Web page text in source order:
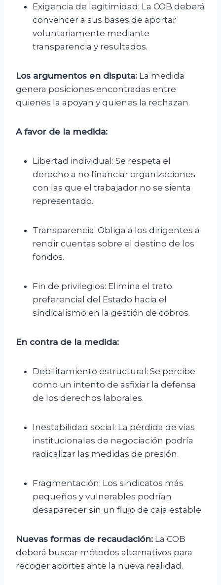
Exigencia de legitimidad: La COB deberá
convencer a sus bases de aportar
voluntariamente mediante
transparencia y resultados.
Los argumentos en disputa: La medida
genera posiciones encontradas entre
quienes la apoyan y quienes la rechazan.
A favor de la medida:
Libertad individual: Se respeta el
derecho a no financiar organizaciones
con las que el trabajador no se sienta
representado.
Transparencia: Obliga a los dirigentes a
rendir cuentas sobre el destino de los
fondos.
Fin de privilegios: Elimina el trato
preferencial del Estado hacia el
sindicalismo en la gestión de cobros.
En contra de la medida:
Debilitamiento estructural: Se percibe
como un intento de asfixiar la defensa
de los derechos laborales.
Inestabilidad social: La pérdida de vías
institucionales de negociación podría
radicalizar las medidas de presión.
Fragmentación: Los sindicatos más
pequeños y vulnerables podrían
desaparecer sin un flujo de caja estable.
Nuevas formas de recaudación: La COB
deberá buscar métodos alternativos para
recoger aportes ante la nueva realidad.